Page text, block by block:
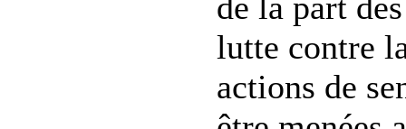
lutte contre
actions de